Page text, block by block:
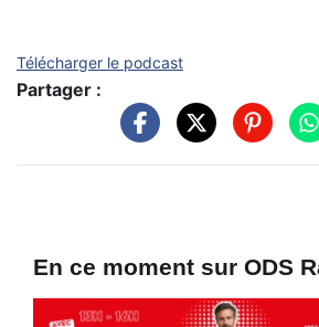
Télécharger le podcast
Partager :
En ce moment sur ODS